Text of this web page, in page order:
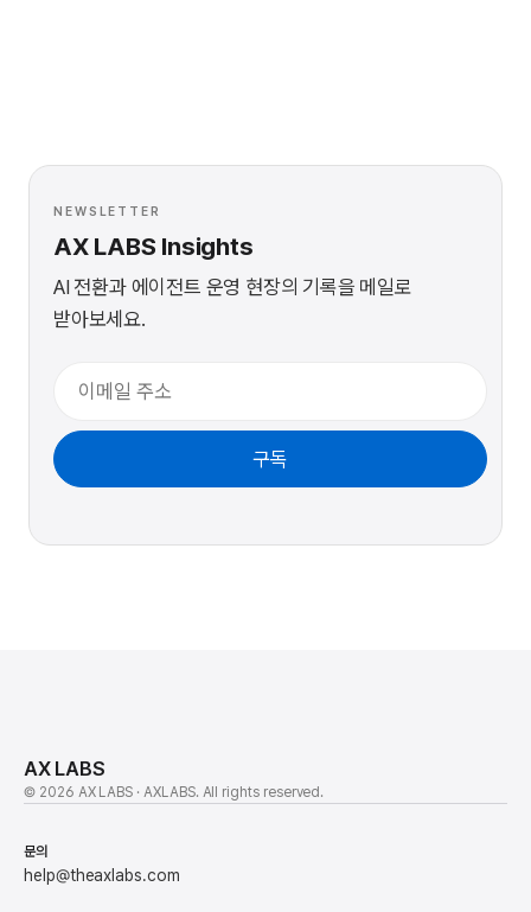
NEWSLETTER
AX LABS Insights
AI 전환과 에이전트 운영 현장의 기록을 메일로
받아보세요.
구독
AX LABS
© 2026 AX LABS · AXLABS. All rights reserved.
문의
help@theaxlabs.com